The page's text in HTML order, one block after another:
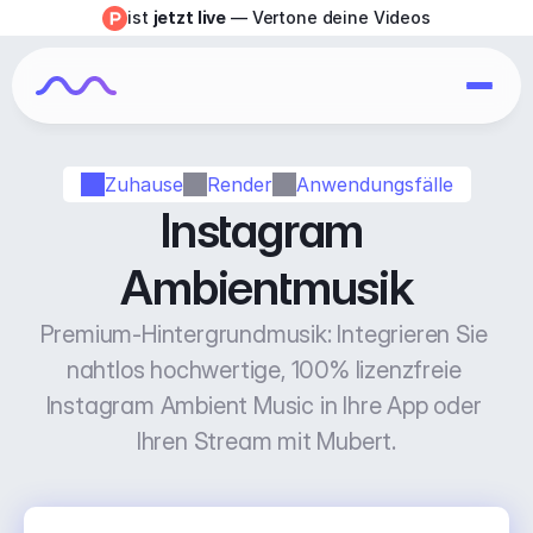
Zuhause Render Anwendungsfälle
Instagram
Ambientmusik
Premium-Hintergrundmusik: Integrieren Sie
nahtlos hochwertige, 100% lizenzfreie
Instagram Ambient Music in Ihre App oder
Ihren Stream mit Mubert.
ist jetzt live — Vertone deine Videos